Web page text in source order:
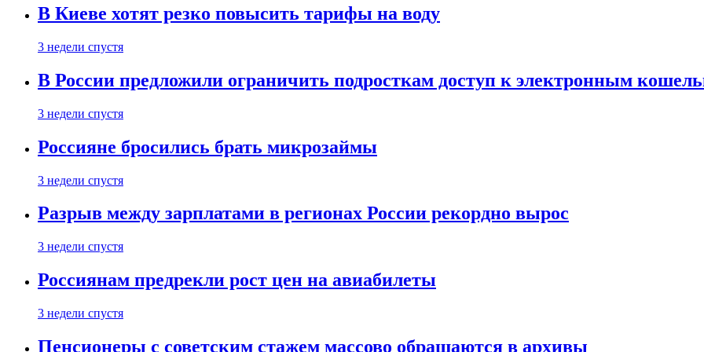
В Киеве хотят резко повысить тарифы на воду
3 недели спустя
В России предложили ограничить подросткам доступ к электронным
3 недели спустя
Россияне бросились брать микрозаймы
3 недели спустя
Разрыв между зарплатами в регионах России рекордно вырос
3 недели спустя
Россиянам предрекли рост цен на авиабилеты
3 недели спустя
Пенсионеры с советским стажем массово обращаются в архивы